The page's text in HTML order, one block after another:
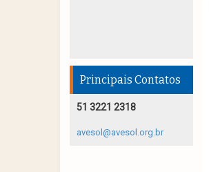
Principais Contatos
51 3221 2318
avesol@avesol.org.br